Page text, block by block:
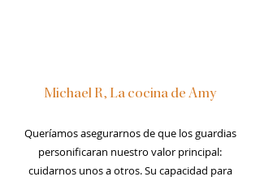
Michael R, La cocina de Amy
Queríamos asegurarnos de que los guardias
personificaran nuestro valor principal:
cuidarnos unos a otros. Su capacidad para